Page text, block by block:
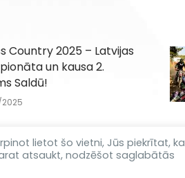
Country 2025 – Latvijas
un kausa 2.
Saldū!
lietot šo vietni, Jūs piekrītat, ka
atsaukt, nodzēšot saglabātās